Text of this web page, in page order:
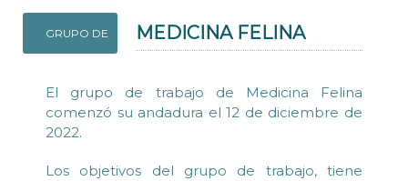
GRUPO DE MEDICINA FELINA
El grupo de trabajo de Medicina Felina
comenzó su andadura el 12 de diciembre de
2022.
Los objetivos del grupo de trabajo, tiene